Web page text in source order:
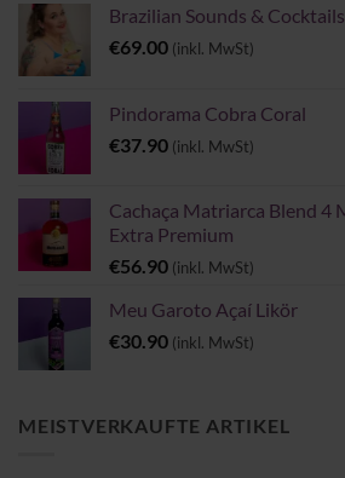
Brazilian Sounds & Cocktails
€69.00 (inkl. MwSt)
Pindorama Cobra Coral
€37.90 (inkl. MwSt)
Cachaça Matriarca Blend 4
Extra Premium
€56.90 (inkl. MwSt)
Meu Garoto Açaí Likör
€30.90 (inkl. MwSt)
MEISTVERKAUFTE ARTIKEL